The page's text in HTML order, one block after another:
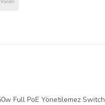
Full PoE Yönetilemez Switch